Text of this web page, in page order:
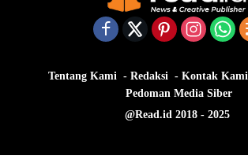
Tentang Kami Redaksi Kontak Kami
Pedoman Media Siber
@Read.id 2018 - 2025